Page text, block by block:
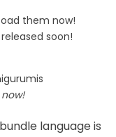
them now!
soon!
language is